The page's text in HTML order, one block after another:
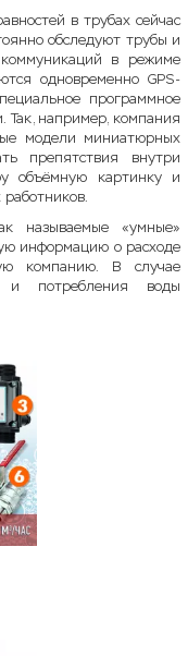
в трубах сейчас
обследуют трубы и
в режиме
одновременно GPS-
программное
Так, например, компания
модели миниатюрных
препятствия внутри
объёмную картинку и
называемые «умные»
информацию о расходе
компанию. В случае
и потребления воды